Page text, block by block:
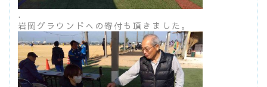
.
岩岡グラウンドへの寄付も頂きました。